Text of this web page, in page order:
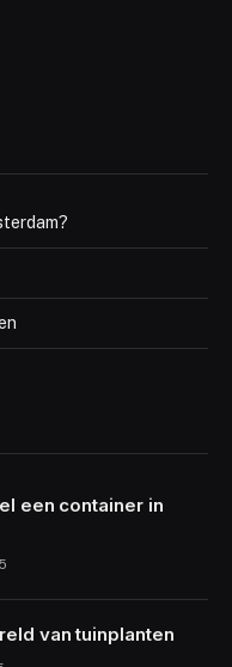
een container in
van tuinplanten